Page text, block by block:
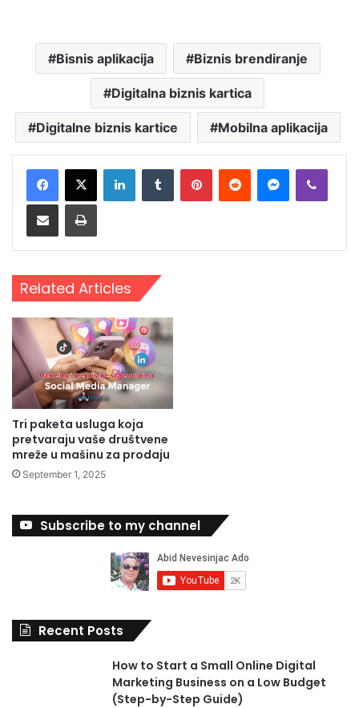
Bisnis aplikacija Biznis brendiranje
Digitalna biznis kartica
Digitalne biznis kartice Mobilna aplikacija
LinkedInTumblr PinterestReddit Messenger
Viber
Share via Email Print
Related Articles
Tri paketa usluga koja
pretvaraju vaše društvene
mreže u mašinu za prodaju
September 1, 2025
Subscribe to my channel
Recent Posts
How to Start a Small Online Digital
Marketing Business on a Low Budget
(Step-by-Step Guide)